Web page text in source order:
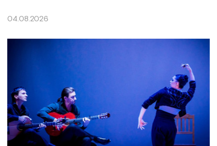
04.08.2026